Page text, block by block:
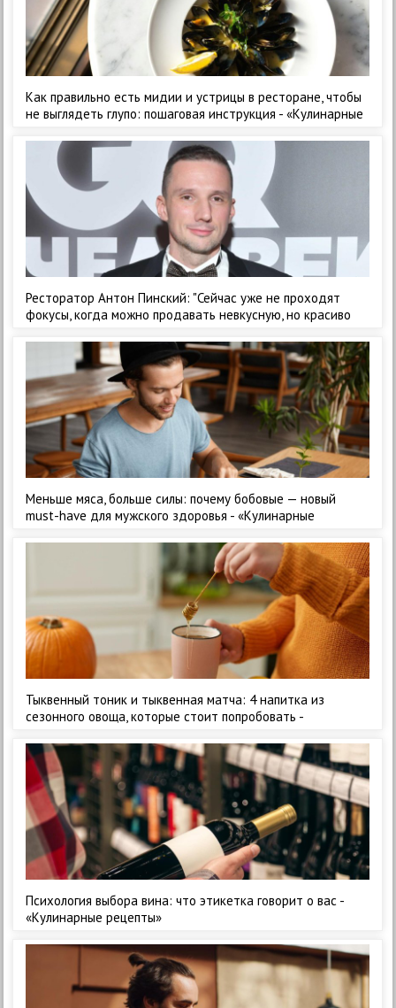
Как правильно есть мидии и устрицы в ресторане, чтобы
не выглядеть глупо: пошаговая инструкция - «Кулинарные
Ресторатор Антон Пинский: "Сейчас уже не проходят
фокусы, когда можно продавать невкусную, но красиво
Меньше мяса, больше силы: почему бобовые — новый
must-have для мужского здоровья - «Кулинарные
Тыквенный тоник и тыквенная матча: 4 напитка из
сезонного овоща, которые стоит попробовать -
Психология выбора вина: что этикетка говорит о вас -
«Кулинарные рецепты»